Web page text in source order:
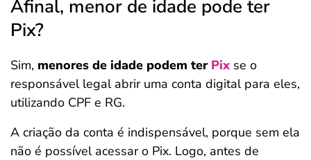
Afinal, menor de idade pode ter
Pix?
Sim, menores de idade podem ter Pix se o
responsável legal abrir uma conta digital para eles,
utilizando CPF e RG.
A criação da conta é indispensável, porque sem ela
não é possível acessar o Pix. Logo, antes de